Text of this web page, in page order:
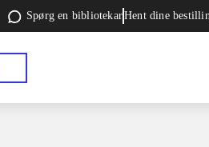
Spørg en bibliotekarHent dine